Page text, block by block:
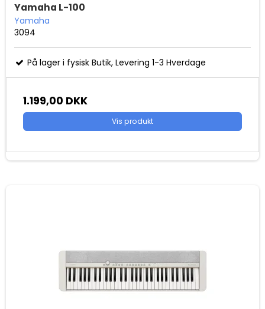
Yamaha L-100
Yamaha
3094
På lager i fysisk Butik, Levering 1-3 Hverdage
1.199,00 DKK
Vis produkt